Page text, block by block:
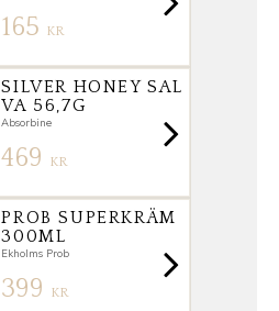
165 KR
SILVER HONEY SAL
VA 56,7G
Absorbine
469 KR
PROB SUPERKRÄM
300ML
Ekholms Prob
399 KR